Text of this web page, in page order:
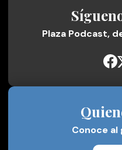
Plaza Podcast,
Conoce